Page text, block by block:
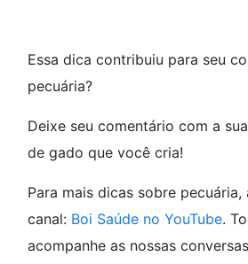
Essa dica contribuiu para seu
pecuária?
Deixe seu comentário com a
de gado que você cria!
Para mais dicas sobre pecuária,
canal: Boi Saúde no YouTube.
acompanhe as nossas